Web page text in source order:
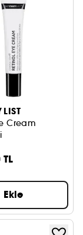
LIST
Cream
Ekle